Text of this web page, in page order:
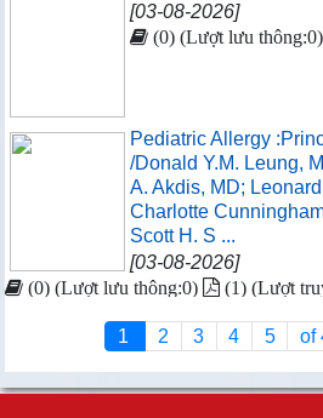
[03-08-2026]
(0) (Lượt lưu thông:0)
Pediatric Allergy
/Donald Y.M. Leung,
A. Akdis, MD;
Charlotte
Scott H. S ...
[03-08-2026]
(0) (Lượt lưu thông:0) (1) (Lượt
1 2 3 4 5 of